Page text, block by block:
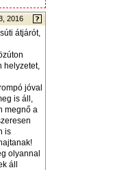
2016
átjárót,
helyzetet,
jóval
is áll,
megnő a
is
olyannal
áll